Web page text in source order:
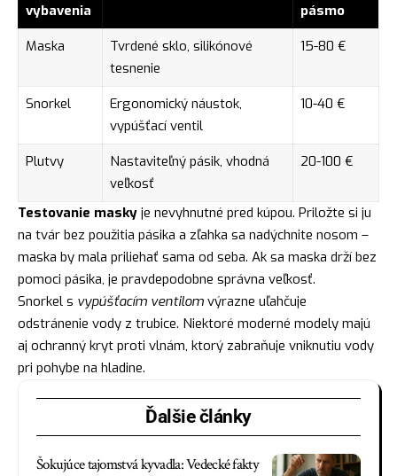
vybavenia
pásmo
Maska
Tvrdené sklo, silikónové
tesnenie
15-80 €
Snorkel
Ergonomický náustok,
vypúšťací ventil
10-40 €
Plutvy
Nastaviteľný pásik, vhodná
veľkosť
20-100 €
Testovanie masky je nevyhnutné pred kúpou. Priložte si ju
na tvár bez použitia pásika a zľahka sa nadýchnite nosom –
maska by mala priliehať sama od seba. Ak sa maska drží bez
pomoci pásika, je pravdepodobne správna veľkosť.
Snorkel s vypúšťacím ventilom výrazne uľahčuje
odstránenie vody z trubice. Niektoré moderné modely majú
aj ochranný kryt proti vlnám, ktorý zabraňuje vniknutiu vody
pri pohybe na hladine.
Ďalšie články
Šokujúce tajomstvá kyvadla: Vedecké fakty